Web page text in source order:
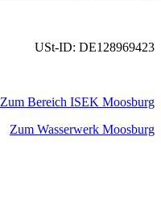
USt-ID: DE128969423
Zum Bereich ISEK Moosburg
Zum Wasserwerk Moosburg